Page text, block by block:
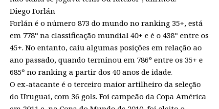
Diego Forlán
Forlán é o número 873 do mundo no ranking 35+, está
em 778º na classificação mundial 40+ e é o 438º entre os
45+. No entanto, caiu algumas posições em relação ao
ano passado, quando terminou em 786º entre os 35+ e
685º no ranking a partir dos 40 anos de idade.
O ex-atacante é o terceiro maior artilheiro da seleção
do Uruguai, com 36 gols. Foi campeão da Copa América